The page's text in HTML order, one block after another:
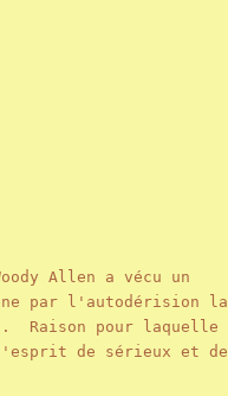
Allen a vécu un
par l'autodérision la
Raison pour laquelle
de sérieux et de